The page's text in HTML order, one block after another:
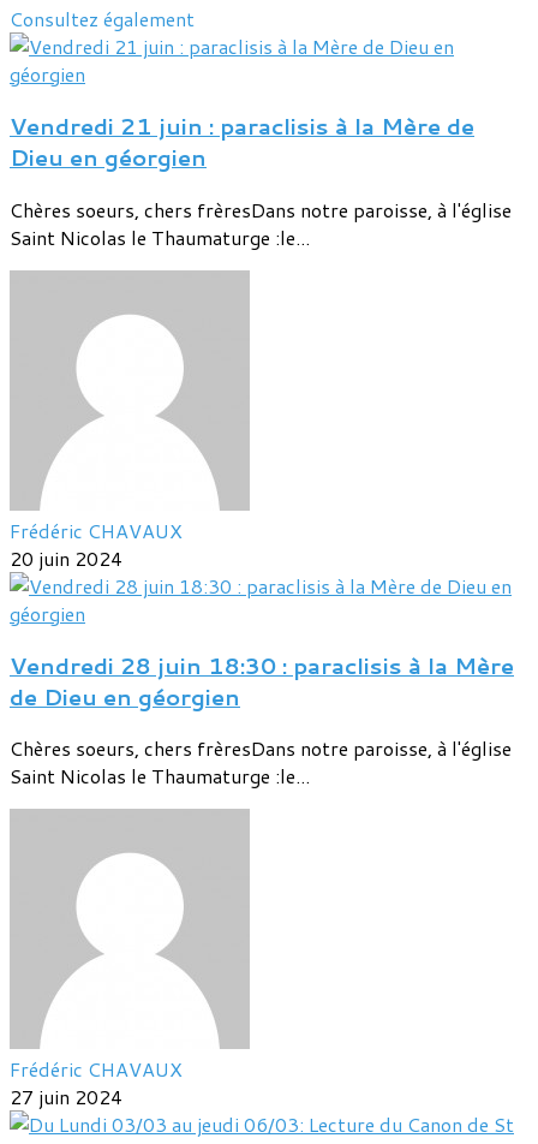
Consultez également
Vendredi 21 juin : paraclisis à la Mère de
Dieu en géorgien
Chères soeurs, chers frèresDans notre paroisse, à l'église
Saint Nicolas le Thaumaturge :le...
Frédéric CHAVAUX
20 juin 2024
Vendredi 28 juin 18:30 : paraclisis à la Mère
de Dieu en géorgien
Chères soeurs, chers frèresDans notre paroisse, à l'église
Saint Nicolas le Thaumaturge :le...
Frédéric CHAVAUX
27 juin 2024